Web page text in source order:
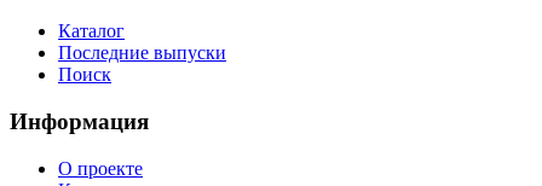
Каталог
Последние выпуски
Поиск
Информация
О проекте